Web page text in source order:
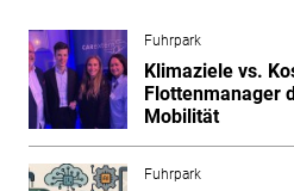
Fuhrpark
Klimaziele vs.
Flottenmanager
Mobilität
Fuhrpark